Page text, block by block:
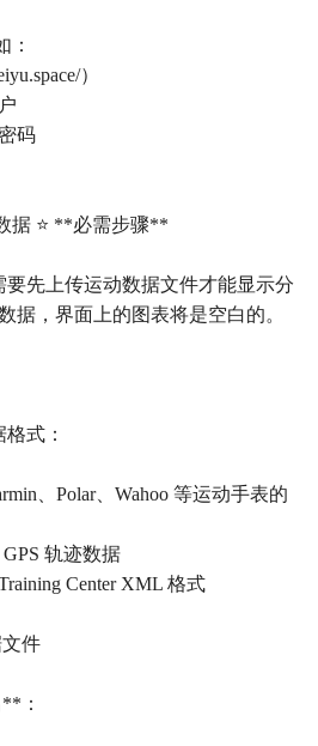
：
）
码
据 ⭐ **必需步骤**
先上传运动数据文件才能显示分
据，界面上的图表将是空白的。
式：
、Polar、Wahoo 等运动手表的
轨迹数据
Center XML 格式
件
：